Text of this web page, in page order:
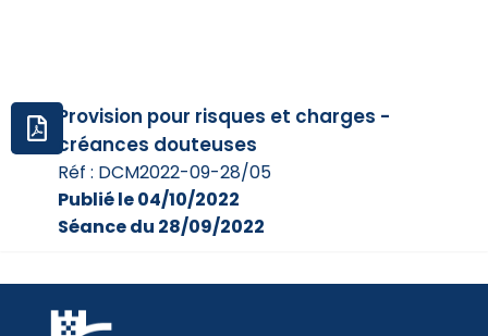
Provision pour risques et charges -
créances douteuses
Réf : DCM2022-09-28/05
Publié le 04/10/2022
Séance du 28/09/2022